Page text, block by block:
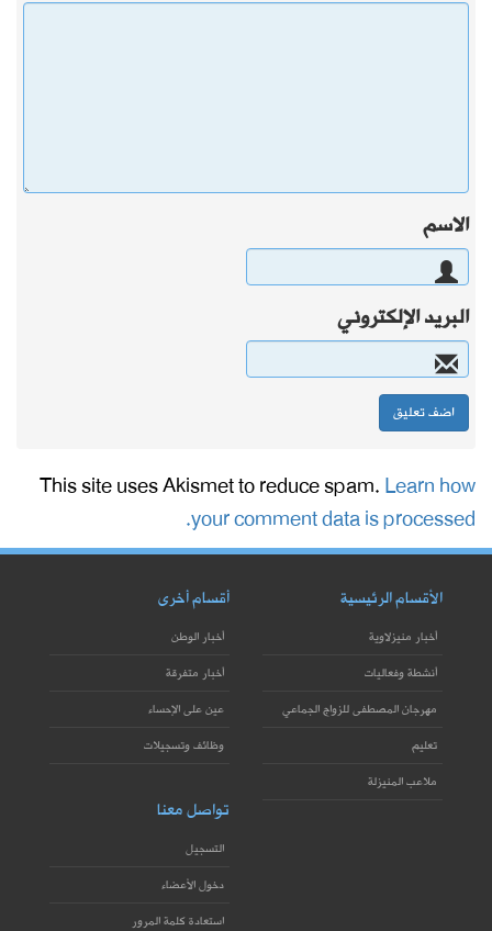
الاسم
البريد الإلكتروني
This site uses Akismet to reduce spam.Learn how
your comment data is processed.
الأقسام الرئيسية
أخبار منيزلاوية
أنشطة وفعاليات
مهرجان المصطفى للزواج الجماعي
تعليم
ملاعب المنيزلة
أقسام أخرى
أخبار الوطن
أخبار متفرقة
عين على الإحساء
وظائف وتسجيلات
تواصل معنا
التسجيل
دخول الأعضاء
استعادة كلمة المرور